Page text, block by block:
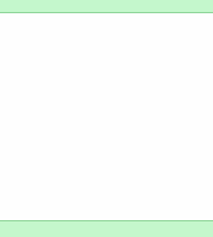
voor de
pakket is lager
in het
stelt de klant op
contract binnen
contract, en niet
als deze